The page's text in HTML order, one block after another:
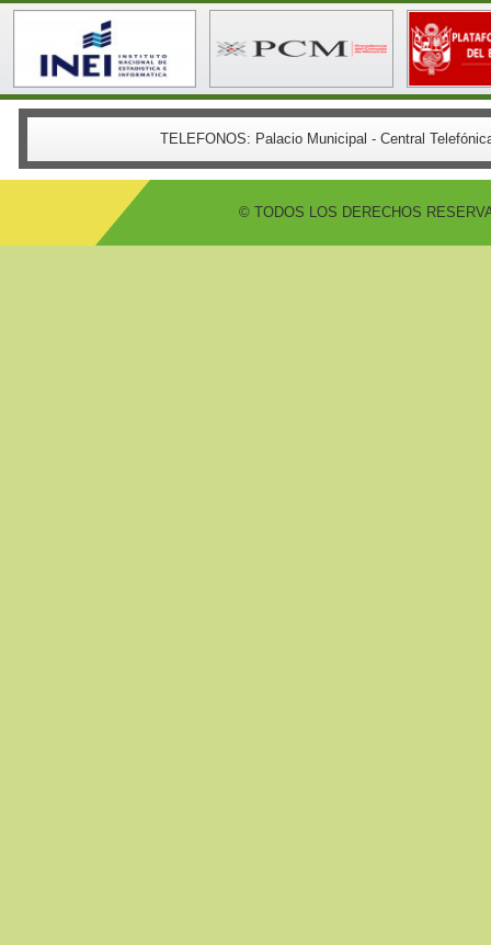
TELEFONOS: Palacio Municipal - Central
© TODOS LOS DERECHOS